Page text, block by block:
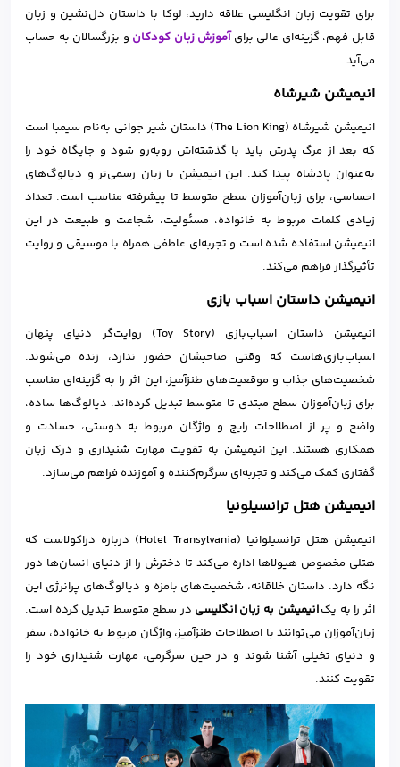
برای تقویت زبان انگلیسی علاقه دارید، لوکا با داستان دل‌نشین و زبان
قابل فهم، گزینه‌ای عالی برایآموزش زبان کودکان و بزرگسالان به حساب
می‌آید.
انیمیشن شیرشاه
انیمیشن شیرشاه (The Lion King) داستان شیر جوانی به‌نام سیمبا است
که بعد از مرگ پدرش باید با گذشته‌اش روبه‌رو شود و جایگاه خود را
به‌عنوان پادشاه پیدا کند. این انیمیشن با زبان رسمی‌تر و دیالوگ‌های
احساسی، برای زبان‌آموزان سطح متوسط تا پیشرفته مناسب است. تعداد
زیادی کلمات مربوط به خانواده، مسئولیت، شجاعت و طبیعت در این
انیمیشن استفاده شده است و تجربه‌ای عاطفی همراه با موسیقی و روایت
تأثیرگذار فراهم می‌کند.
انیمیشن داستان اسباب بازی
انیمیشن داستان اسباب‌بازی (Toy Story) روایت‌گر دنیای پنهان
اسباب‌بازی‌هاست که وقتی صاحبشان حضور ندارد، زنده می‌شوند.
شخصیت‌های جذاب و موقعیت‌های طنزآمیز، این اثر را به گزینه‌ای مناسب
برای زبان‌آموزان سطح مبتدی تا متوسط تبدیل کرده‌اند. دیالوگ‌ها ساده،
واضح و پر از اصطلاحات رایج و واژگان مربوط به دوستی، حسادت و
همکاری هستند. این انیمیشن به تقویت مهارت شنیداری و درک زبان
گفتاری کمک می‌کند و تجربه‌ای سرگرم‌کننده و آموزنده فراهم می‌سازد.
انیمیشن هتل ترانسیلونیا
انیمیشن هتل ترانسیلوانیا (Hotel Transylvania) درباره دراکولاست که
هتلی مخصوص هیولاها اداره می‌کند تا دخترش را از دنیای انسان‌ها دور
نگه دارد. داستان خلاقانه، شخصیت‌های بامزه و دیالوگ‌های پرانرژی این
اثر را به یکانیمیشن به زبان انگلیسی در سطح متوسط تبدیل کرده است.
زبان‌آموزان می‌توانند با اصطلاحات طنزآمیز، واژگان مربوط به خانواده، سفر
و دنیای تخیلی آشنا شوند و در حین سرگرمی، مهارت شنیداری خود را
تقویت کنند.